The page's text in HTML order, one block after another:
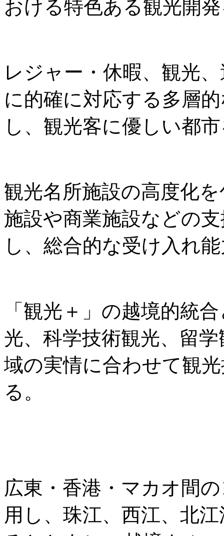
おける特色ある観光開
レジャー・休暇、観光
に的確に対応する多層
し、観光客に優しい都
観光名所施設の高度化
施設や商業施設などの
し、総合的な受け入れ
「観光＋」の越境的統
光、科学技術観光、留
域の実情に合わせて観
る。
広東・香港・マカオ間
用し、珠江、西江、北